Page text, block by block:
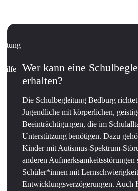
Wer kann eine
erhalten?
Die Schulbegleitung Bedburg
Jugendliche mit körperlichen,
Beeinträchtigungen, die im
Unterstützung benötigen. Dazu
Kinder mit Autismus-Spektrum-
anderen Aufmerksamkeitsstörungen
Schüler*innen mit
Entwicklungsverzögerungen. Auch